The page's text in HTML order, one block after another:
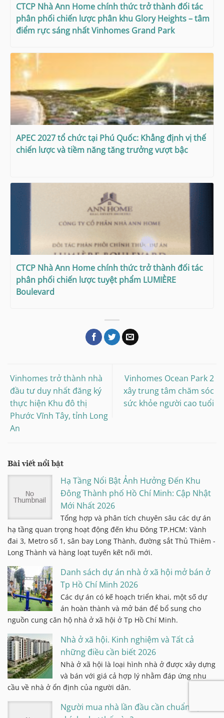
CTCP Nhà Ann Home chính thức trở thành đối tác
phân phối chiến lược phân khu Glory Heights – tâm
điểm rực sáng nhất Vinhomes Grand Park
APEC 2027 tổ chức tại Phú Quốc: Khẳng định vị thế
chiến lược và tiềm năng tăng trưởng vượt bậc
CTCP Nhà Ann Home chính thức trở thành đối tác
phân phối chiến lược tuyệt phẩm LUMIÈRE
Boulevard
Vinhomes trở thành nhà
đầu tư duy nhất đăng ký
thực hiện Khu đô thị
Phước Vĩnh Tây, tỉnh Long
An
Vinhomes Ocean Park 2
xây trung tâm chăm sóc
sức khỏe người cao tuổi
Bài viết nổi bật
Hạ Tầng Nổi Bật Ảnh Hưởng Đến Khu
Đông Thành phố Hồ Chí Minh: Cập Nhật
Mới Nhất 2026
Tổng hợp và phân tích chuyên sâu các dự án
hạ tầng quan trọng hoạt động đến khu Đông TP.HCM: Vành
đai 3, Metro số 1, sân bay Long Thành, đường sắt Thủ Thiêm -
Long Thành và hàng loạt tuyến kết nối mới.
Danh sách dự án nhà ở xã hội mở bán ở
Tp Hồ Chí Minh 2026
Các dự án có kế hoạch triển khai, một số dự
án hoàn thành và mở bán để bổ sung cho
nguồn cung căn hộ nhà ở xã hội ở Tp Hồ Chí Minh.
Nhà ở xã hội. Kinh nghiệm và Tất cả
những điều cần biết 2026
Nhà ở xã hội là loại hình nhà ở được xây dựng
và bán với giá cả hợp lý nhằm đáp ứng nhu
cầu về nhà ở ổn định của người dân.
Người mua nhà lần đầu cần chuẩn bị tài